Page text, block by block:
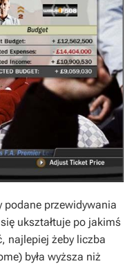
podane przewidywania
ukształtuje po jakimś
najlepiej żeby liczba
była wyższa niż